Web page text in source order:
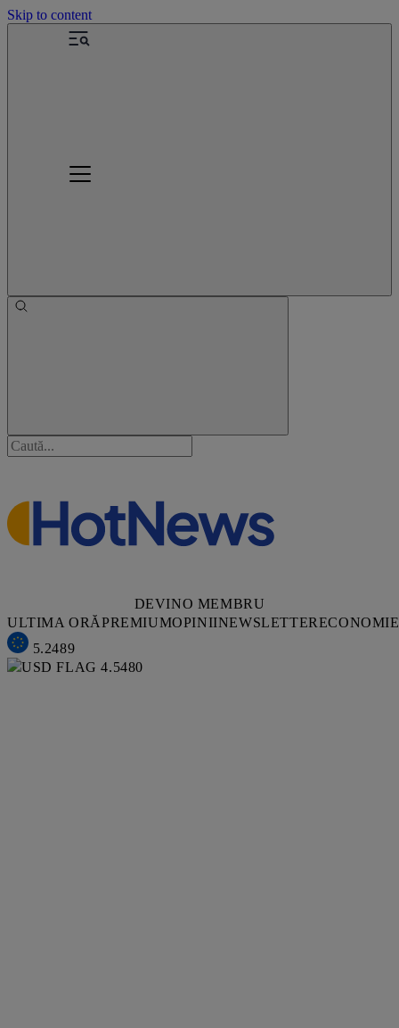
Skip to content
DEVINO MEMBRU
ULTIMA ORĂPREMIUMOPINIINEWSLETTERECONOMIE
5.2489
4.5480